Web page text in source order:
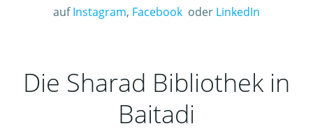
aufInstagram, Facebook oder LinkedIn
Die Sharad Bibliothek in
Baitadi